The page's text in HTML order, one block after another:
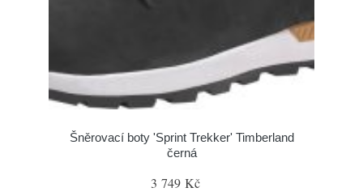
Šněrovací boty 'Sprint Trekker' Timberland
černá
3 749 Kč